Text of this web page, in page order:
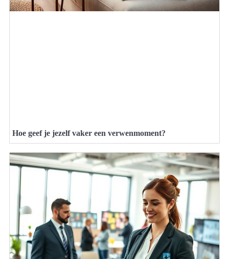
Hoe geef je jezelf vaker een verwenmoment?